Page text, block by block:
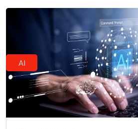
AI